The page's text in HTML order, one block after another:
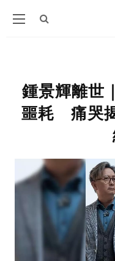
鍾景輝離世
噩耗 痛哭